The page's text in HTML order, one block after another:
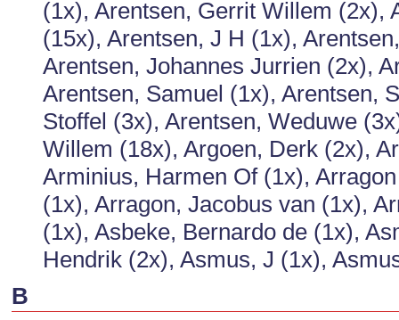
(1x), Arentsen, Gerrit Willem (2x),
(15x), Arentsen, J H (1x),
Arentsen, Johannes Jurrien (2x),
Arentsen, Samuel (1x), Arentsen,
Stoffel (3x), Arentsen, Weduwe
Willem (18x), Argoen, Derk (2x),
Arminius, Harmen Of (1x),
(1x), Arragon, Jacobus van (1x),
(1x), Asbeke, Bernardo de (1x),
Hendrik (2x), Asmus, J (1x),
B